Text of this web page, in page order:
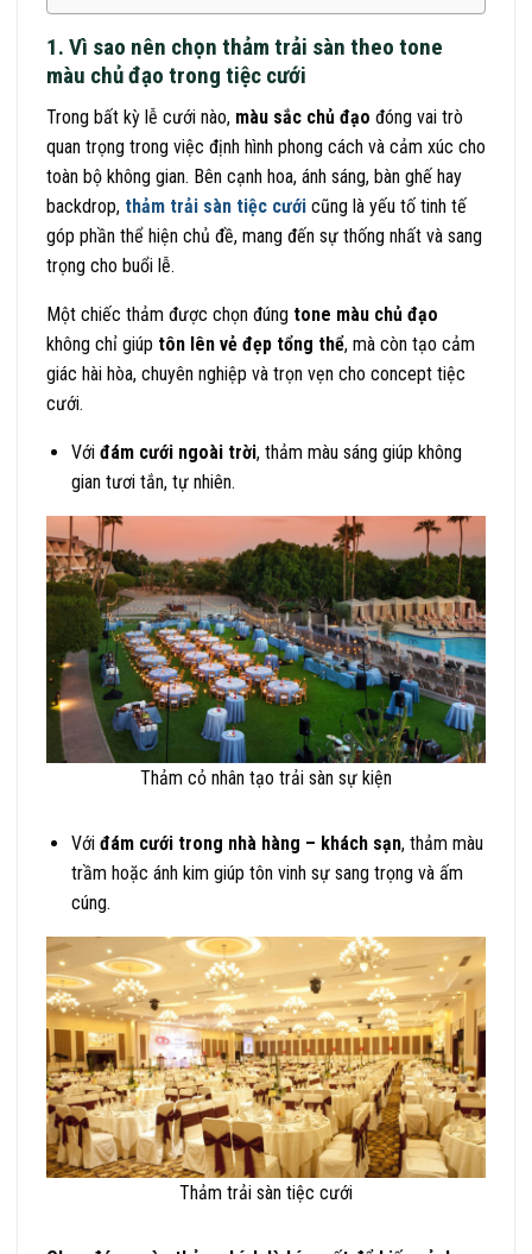
1. Vì sao nên chọn thảm trải sàn theo tone
màu chủ đạo trong tiệc cưới
Trong bất kỳ lễ cưới nào, màu sắc chủ đạo đóng vai trò
quan trọng trong việc định hình phong cách và cảm xúc cho
toàn bộ không gian. Bên cạnh hoa, ánh sáng, bàn ghế hay
backdrop, thảm trải sàn tiệc cưới cũng là yếu tố tinh tế
góp phần thể hiện chủ đề, mang đến sự thống nhất và sang
trọng cho buổi lễ.
Một chiếc thảm được chọn đúng tone màu chủ đạo
không chỉ giúp tôn lên vẻ đẹp tổng thể, mà còn tạo cảm
giác hài hòa, chuyên nghiệp và trọn vẹn cho concept tiệc
cưới.
Với đám cưới ngoài trời, thảm màu sáng giúp không
gian tươi tắn, tự nhiên.
Thảm cỏ nhân tạo trải sàn sự kiện
Với đám cưới trong nhà hàng – khách sạn, thảm màu
trầm hoặc ánh kim giúp tôn vinh sự sang trọng và ấm
cúng.
Thảm trải sàn tiệc cưới